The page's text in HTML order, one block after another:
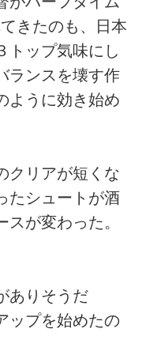
きたのも、日本
トップ気味にし
ランスを壊す作
ように効き始め
クリアが短くな
たシュートが酒
が変わった。
ありそうだ
ップを始めたの